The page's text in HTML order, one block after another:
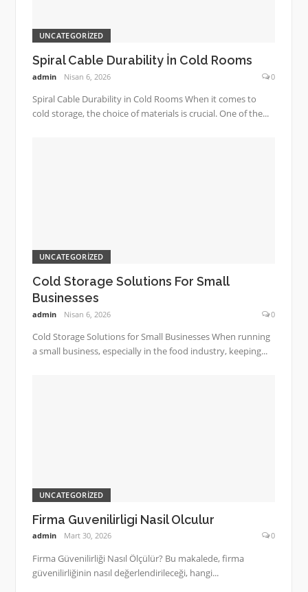
UNCATEGORIZED
Spiral Cable Durability İn Cold Rooms
admin Nisan 6, 2026 0
Spiral Cable Durability in Cold Rooms When it comes to
cold storage, the choice of materials is crucial. One of the...
UNCATEGORIZED
Cold Storage Solutions For Small
Businesses
admin Nisan 6, 2026 0
Cold Storage Solutions for Small Businesses When running
a small business, especially in the food industry, keeping...
UNCATEGORIZED
Firma Guvenilirligi Nasil Olculur
admin Mart 30, 2026 0
Firma Güvenilirliği Nasıl Ölçülür? Bu makalede, firma
güvenilirliğinin nasıl değerlendirileceği, hangi...